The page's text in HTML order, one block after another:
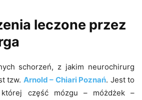
leczone przez
schorzeń, z jakim neurochirurg
tzw. Arnold – Chiari Poznań. Jest to
część mózgu – móżdżek –